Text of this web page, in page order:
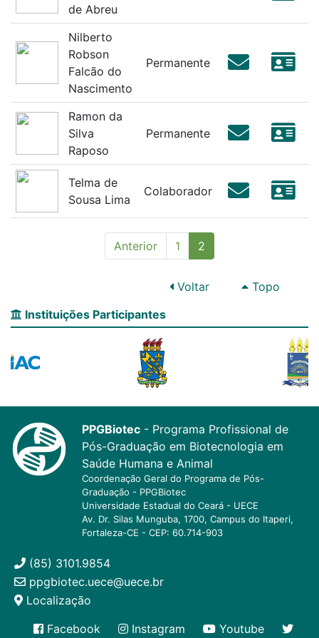
de Abreu
Nilberto
Robson
Falcão do
Nascimento
Permanente
Ramon da
Silva
Raposo
Permanente
Telma de
Sousa Lima
Colaborador
Anterior 1 2
Voltar
Topo
Instituições Participantes
PPGBiotec - Programa Profissional de
Pós-Graduação em Biotecnologia em
Saúde Humana e Animal
Coordenação Geral do Programa de Pós-
Graduação - PPGBiotec
Universidade Estadual do Ceará - UECE
Av. Dr. Silas Munguba, 1700, Campus do Itaperi,
Fortaleza-CE - CEP: 60.714-903
(85) 3101.9854
ppgbiotec.uece@uece.br
Localização
Facebook
Instagram Youtube